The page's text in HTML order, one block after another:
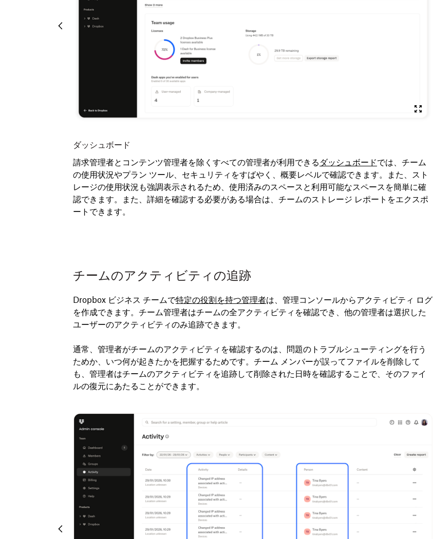
ダッシュボード
請求管理者とコンテンツ管理者を除くすべての管理者が利用できる ダッシュボードでは、チーム
の使用状況やプラン ツール、セキュリティをすばやく、概要レベルで確認できます。また、スト
レージの使用状況も強調表示されるため、使用済みのスペースと利用可能なスペースを簡単に確
認できます。また、詳細を確認する必要がある場合は、チームのストレージ レポートをエクスポ
ートできます。
チームのアクティビティの追跡
Dropbox ビジネス チームで特定の役割を持つ管理者は、管理コンソールからアクティビティ ログ
を作成できます。チーム管理者はチームの全アクティビティを確認でき、他の管理者は選択した
ユーザーのアクティビティのみ追跡できます。
通常、管理者がチームのアクティビティを確認するのは、問題のトラブルシューティングを行う
ためか、いつ何が起きたかを把握するためです。チーム メンバーが誤ってファイルを削除して
も、管理者はチームのアクティビティを追跡して削除された日時を確認することで、そのファイ
ルの復元にあたることができます。